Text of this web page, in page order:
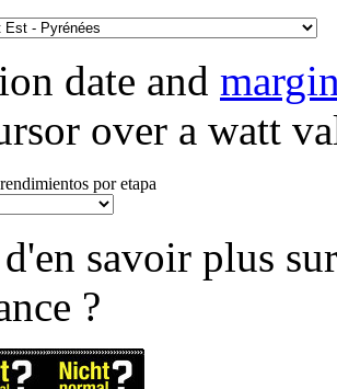
date and
over a watt
por etapa
savoir plus
?